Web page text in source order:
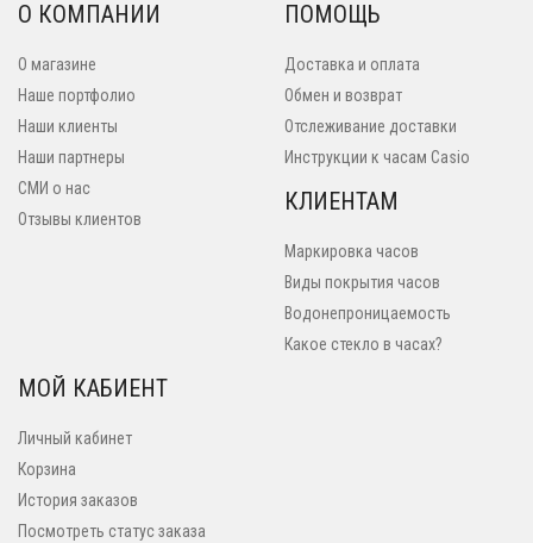
О КОМПАНИИ
О магазине
Наше портфолио
Наши клиенты
Наши партнеры
СМИ о нас
Отзывы клиентов
ПОМОЩЬ
Доставка и оплата
Обмен и возврат
Отслеживание доставки
Инструкции к часам Casio
КЛИЕНТАМ
Маркировка часов
Виды покрытия часов
Водонепроницаемость
Какое стекло в часах?
МОЙ КАБИЕНТ
Личный кабинет
Корзина
История заказов
Посмотреть статус заказа